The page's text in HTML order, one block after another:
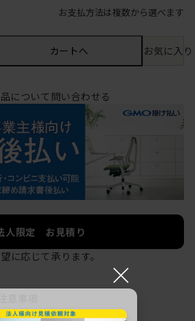
お支払方法は複数から選べます
カートへ お気に入
について問い合わせる
人限定 お見積り
に応じて承ります。
×